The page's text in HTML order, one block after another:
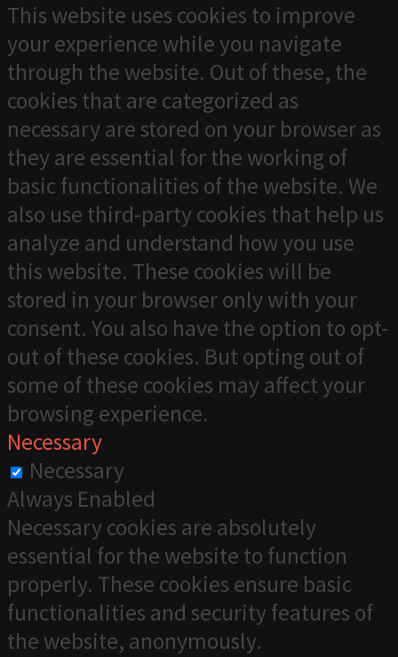
This website uses cookies to improve
your experience while you navigate
through the website. Out of these, the
cookies that are categorized as
necessary are stored on your browser as
they are essential for the working of
basic functionalities of the website. We
also use third-party cookies that help us
analyze and understand how you use
this website. These cookies will be
stored in your browser only with your
consent. You also have the option to opt-
out of these cookies. But opting out of
some of these cookies may affect your
browsing experience.
Necessary
Necessary
Always Enabled
Necessary cookies are absolutely
essential for the website to function
properly. These cookies ensure basic
functionalities and security features of
the website, anonymously.